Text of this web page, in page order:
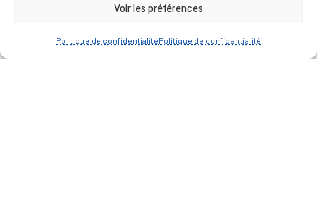
Voir les préférences
Politique de confidentialitéPolitique de confidentialité
— Faire une recherche